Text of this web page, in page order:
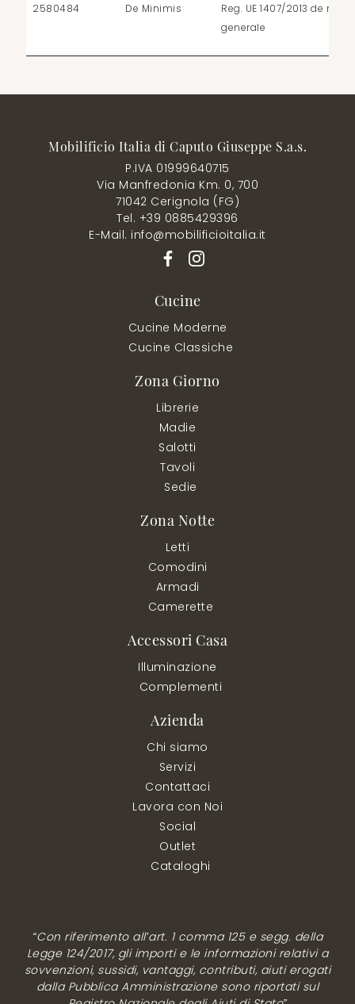
2580484 De Minimis
Reg. UE 1407/2013 de
generale
Mobilificio Italia di Caputo Giuseppe S.a.s.
P.IVA 01999640715
Via Manfredonia Km. 0, 700
71042 Cerignola (FG)
Tel. +39 0885429396
E-Mail. info@mobilificioitalia.it
Cucine
Cucine Moderne
Cucine Classiche
Zona Giorno
Librerie
Madie
Salotti
Tavoli
Sedie
Zona Notte
Letti
Comodini
Armadi
Camerette
Accessori Casa
Illuminazione
Complementi
Azienda
Chi siamo
Servizi
Contattaci
Lavora con Noi
Social
Outlet
Cataloghi
“Con riferimento all’art. 1 comma 125 e segg. della
Legge 124/2017, gli importi e le informazioni relativi a
sovvenzioni, sussidi, vantaggi, contributi, aiuti erogati
dalla Pubblica Amministrazione sono riportati sul